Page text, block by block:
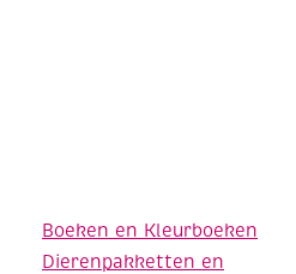
Boeken en Kleurboeken
Dierenpakketten en